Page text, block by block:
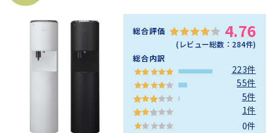
総合評価 4.76
(レビュー総数： 284件)
総合内訳
223件
55件
5件
1件
0件